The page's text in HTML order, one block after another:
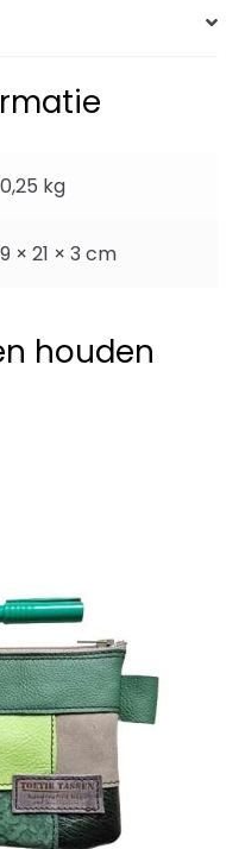
0,25 kg
9 × 21 × 3 cm
houden